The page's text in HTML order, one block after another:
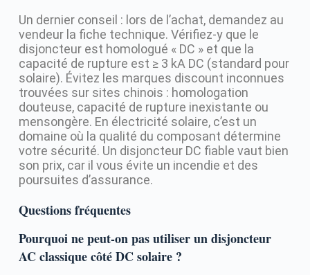
Un dernier conseil : lors de l’achat, demandez au
vendeur la fiche technique. Vérifiez-y que le
disjoncteur est homologué « DC » et que la
capacité de rupture est ≥ 3 kA DC (standard pour
solaire). Évitez les marques discount inconnues
trouvées sur sites chinois : homologation
douteuse, capacité de rupture inexistante ou
mensongère. En électricité solaire, c’est un
domaine où la qualité du composant détermine
votre sécurité. Un disjoncteur DC fiable vaut bien
son prix, car il vous évite un incendie et des
poursuites d’assurance.
Questions fréquentes
Pourquoi ne peut-on pas utiliser un disjoncteur
AC classique côté DC solaire ?